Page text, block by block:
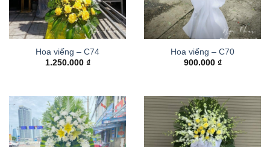
Hoa viếng – C74
1.250.000 ₫
Hoa viếng – C70
900.000 ₫